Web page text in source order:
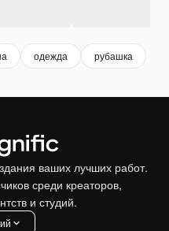
одежда рубашка
ваших лучших работ.
среди креаторов,
и студий.